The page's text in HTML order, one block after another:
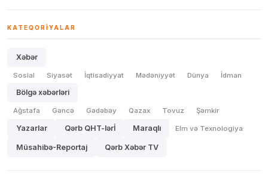
KATEQORIYALAR
Xəbər
Sosial Siyasət İqtisadiyyat Mədəniyyət Dünya İdman
Bölgə xəbərləri
Ağstafa Gəncə Gədəbəy Qazax Tovuz Şəmkir
Yazarlar Qərb QHT-lərİ Maraqlı Elm və Texnologiya
Müsahibə-Reportaj Qərb Xəbər TV